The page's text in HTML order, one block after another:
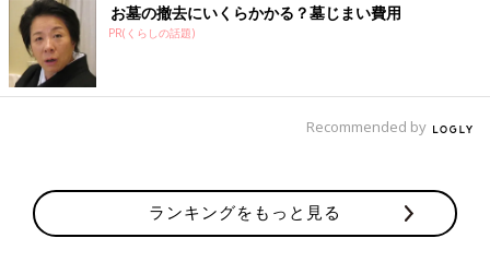
お墓の撤去にいくらかかる？墓じまい費用
PR(くらしの話題)
Recommended by
ランキングをもっと見る